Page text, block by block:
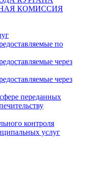
КОМИССИЯ
по
через
через
переданных
контроля
услуг